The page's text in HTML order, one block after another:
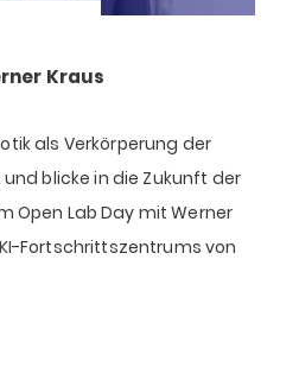
Kraus
als Verkörperung der
blicke in die Zukunft der
Open Lab Day mit Werner
Fortschrittszentrums von